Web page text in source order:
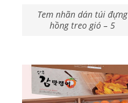
Tem nhãn dán túi đựng
hồng treo gió – 5